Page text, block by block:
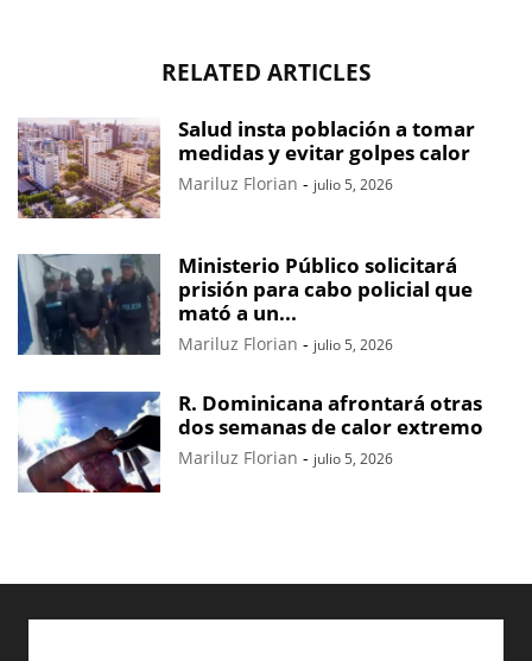
RELATED ARTICLES
Salud insta población a tomar
medidas y evitar golpes calor
Mariluz Florian - julio 5, 2026
Ministerio Público solicitará
prisión para cabo policial que
mató a un...
Mariluz Florian - julio 5, 2026
R. Dominicana afrontará otras
dos semanas de calor extremo
Mariluz Florian - julio 5, 2026